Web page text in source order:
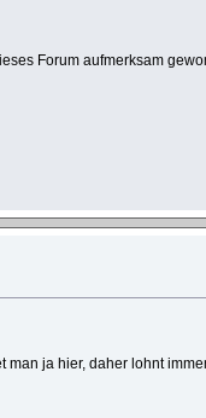
Forum aufmerksam
man ja hier, daher lohnt